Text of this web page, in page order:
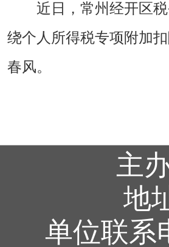
近日，常州经开区
绕个人所得税专项附加
春风。
主
地
单位联系